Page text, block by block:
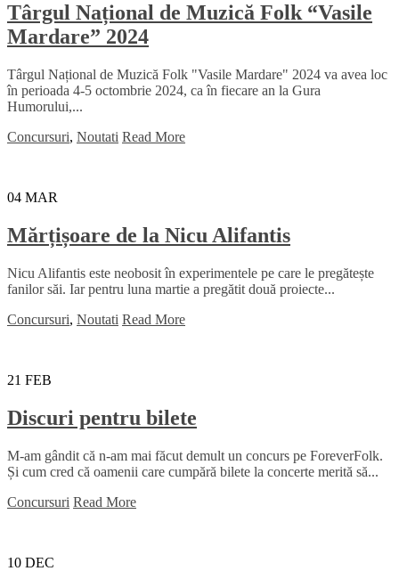
Târgul Național de Muzică Folk “Vasile
Mardare” 2024
Târgul Național de Muzică Folk "Vasile Mardare" 2024 va avea loc
în perioada 4-5 octombrie 2024, ca în fiecare an la Gura
Humorului,...
Concursuri, Noutati Read More
04 MAR
Mărțișoare de la Nicu Alifantis
Nicu Alifantis este neobosit în experimentele pe care le pregătește
fanilor săi. Iar pentru luna martie a pregătit două proiecte...
Concursuri, Noutati Read More
21 FEB
Discuri pentru bilete
M-am gândit că n-am mai făcut demult un concurs pe ForeverFolk.
Și cum cred că oamenii care cumpără bilete la concerte merită să...
Concursuri Read More
10 DEC